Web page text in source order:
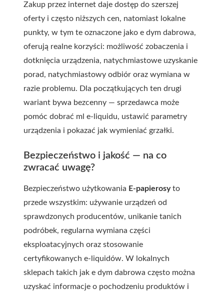
Zakup przez internet daje dostęp do szerszej
oferty i często niższych cen, natomiast lokalne
punkty, w tym te oznaczone jako e dym dabrowa,
oferują realne korzyści: możliwość zobaczenia i
dotknięcia urządzenia, natychmiastowe uzyskanie
porad, natychmiastowy odbiór oraz wymiana w
razie problemu. Dla początkujących ten drugi
wariant bywa bezcenny — sprzedawca może
pomóc dobrać ml e-liquidu, ustawić parametry
urządzenia i pokazać jak wymieniać grzałki.
Bezpieczeństwo i jakość — na co
zwracać uwagę?
Bezpieczeństwo użytkowania E-papierosyto
przede wszystkim: używanie urządzeń od
sprawdzonych producentów, unikanie tanich
podróbek, regularna wymiana części
eksploatacyjnych oraz stosowanie
certyfikowanych e-liquidów. W lokalnych
sklepach takich jak e dym dabrowa często można
uzyskać informacje o pochodzeniu produktów i